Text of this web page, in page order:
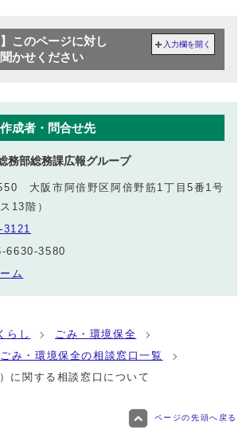
このページに対し
かせください
入力欄を開く
成者・問合せ先
部総務課広報グループ
大阪市阿倍野区阿倍野筋1丁目5番1号
13階）
3121
6630-3580
ム
らし
ごみ・環境保全
ごみ・環境保全の相談窓口一覧
に関する相談窓口について
ページの先頭へ戻る